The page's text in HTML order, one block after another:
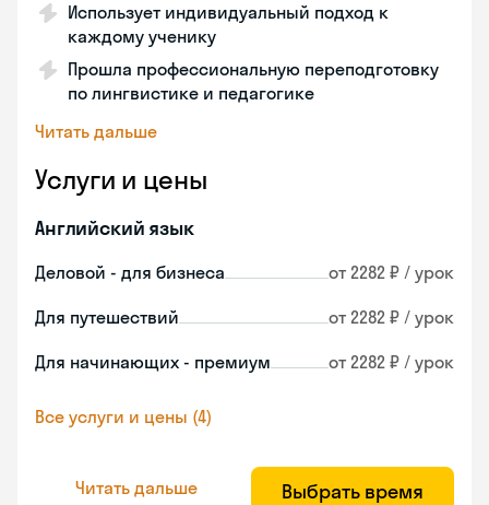
Использует индивидуальный подход к
каждому ученику
Прошла профессиональную переподготовку
по лингвистике и педагогике
Читать дальше
Услуги и цены
Английский язык
Деловой - для бизнеса от 2282 ₽ / урок
Для путешествий от 2282 ₽ / урок
Для начинающих - премиум от 2282 ₽ / урок
Все услуги и цены (4)
Читать дальше Выбрать время